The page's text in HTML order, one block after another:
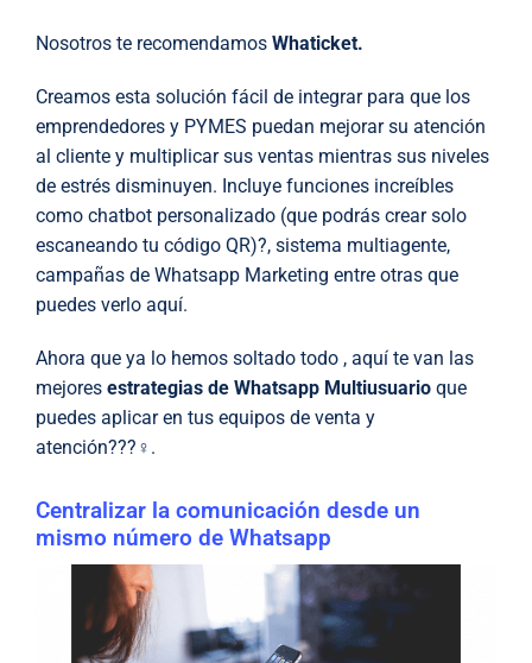
Nosotros te recomendamos Whaticket.
Creamos esta solución fácil de integrar para que los
emprendedores y PYMES puedan mejorar su atención
al cliente y multiplicar sus ventas mientras sus niveles
de estrés disminuyen. Incluye funciones increíbles
como chatbot personalizado (que podrás crear solo
escaneando tu código QR)?, sistema multiagente,
campañas de Whatsapp Marketing entre otras que
puedes verlo aquí.
Ahora que ya lo hemos soltado todo , aquí te van las
mejores estrategias de Whatsapp Multiusuario que
puedes aplicar en tus equipos de venta y
atención???‍♀️.
Centralizar la comunicación desde un
mismo número de Whatsapp